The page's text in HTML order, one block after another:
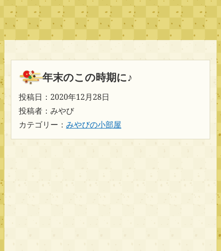
年末のこの時期に♪
投稿日：2020年12月28日
投稿者：みやび
カテゴリー： みやびの小部屋